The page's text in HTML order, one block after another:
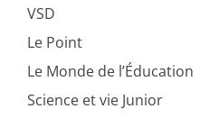
VSD
Le Point
Le Monde de l’Éducation
Science et vie Junior